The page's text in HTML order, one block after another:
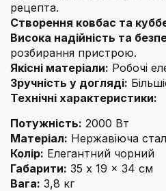
рецепта.
Створення ковбас та
Висока надійність та
розбирання пристрою.
Якісні матеріали: Робочі
Зручність у догляді:
Технічні характеристики:
Потужність: 2000 Вт
Матеріал: Нержавіюча
Колір: Елегантний чорний
Габарити: 35 x 19 x 34 см
Вага: 3,8 кг